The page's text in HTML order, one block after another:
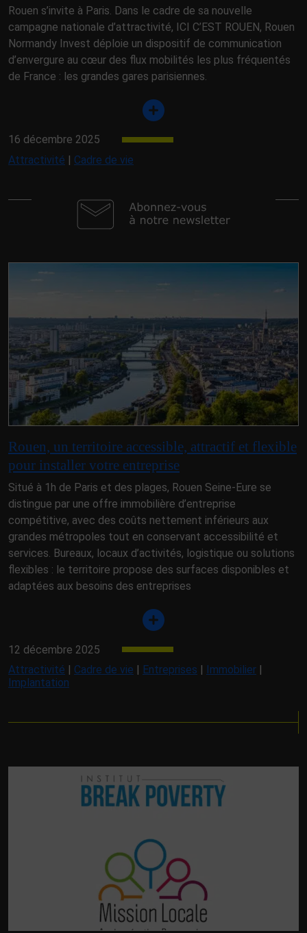
Rouen s’invite à Paris. Dans le cadre de sa nouvelle
campagne nationale d’attractivité, ICI C’EST ROUEN, Rouen
Normandy Invest déploie un dispositif de communication
d’envergure au cœur des flux mobilités les plus fréquentés
de France : les grandes gares parisiennes.
16 décembre 2025
Attractivité | Cadre de vie
Rouen, un territoire accessible, attractif et flexible
pour installer votre entreprise
Situé à 1h de Paris et des plages, Rouen Seine-Eure se
distingue par une offre immobilière d’entreprise
compétitive, avec des coûts nettement inférieurs aux
grandes métropoles tout en conservant accessibilité et
services. Bureaux, locaux d’activités, logistique ou solutions
flexibles : le territoire propose des surfaces disponibles et
adaptées aux besoins des entreprises
12 décembre 2025
Attractivité
Cadre de vie Entreprises Immobilier
Implantation